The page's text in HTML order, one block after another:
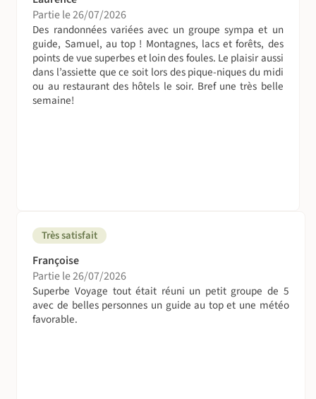
Partie le 26/07/2026
Des randonnées variées avec un groupe sympa et un
guide, Samuel, au top ! Montagnes, lacs et forêts, des
points de vue superbes et loin des foules. Le plaisir aussi
dans l’assiette que ce soit lors des pique-niques du midi
ou au restaurant des hôtels le soir. Bref une très belle
semaine!
Très satisfait
Françoise
Partie le 26/07/2026
Superbe Voyage tout était réuni un petit groupe de 5
avec de belles personnes un guide au top et une météo
favorable.